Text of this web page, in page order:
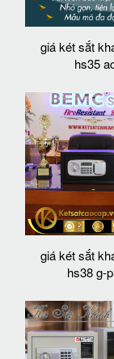
giá két sắt
hs35
giá két sắt
hs38 g-